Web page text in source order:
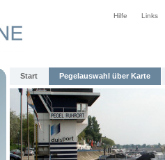
Hilfe Links
Start Pegelauswahl über Karte